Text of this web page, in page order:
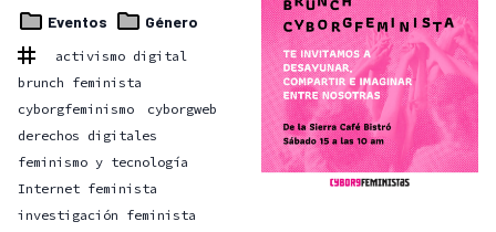
Eventos
Género
activismo digital
brunch feminista
cyborgfeminismo
cyborgweb
derechos digitales
feminismo y tecnología
Internet feminista
investigación feminista